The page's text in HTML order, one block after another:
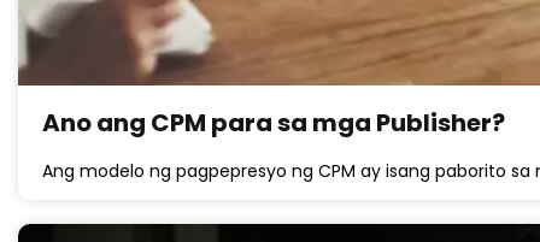
Ano ang CPM para sa mga Publisher?
Ang modelo ng pagpepresyo ng CPM ay isang paborito